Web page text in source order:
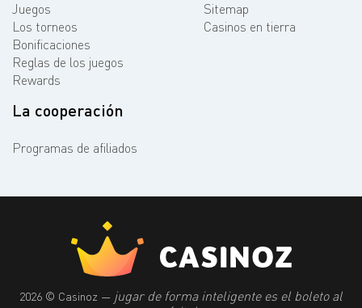
Juegos
Los torneos
Bonificaciones
Reglas de los juegos
Rewards
Sitemap
Casinos en tierra
La cooperación
Programas de afiliados
2026 © Casinoz — jugar de forma inteligente es el boleto al